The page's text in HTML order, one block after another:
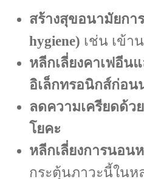
สร้างสุขอนามัยกา
hygiene) เช่น เข้า
หลีกเลี่ยงคาเฟอีน
อิเล็กทรอนิกส์ก่อน
ลดความเครียดด้ว
โยคะ
หลีกเลี่ยงการนอน
กระตุ้นภาวะนี้ใน